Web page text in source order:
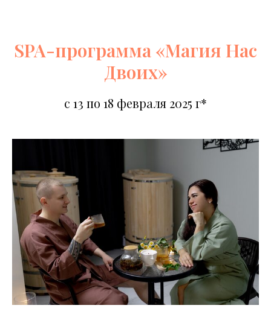
SPA-программа «Магия Нас
Двоих»
с 13 по 18 февраля 2025 г*